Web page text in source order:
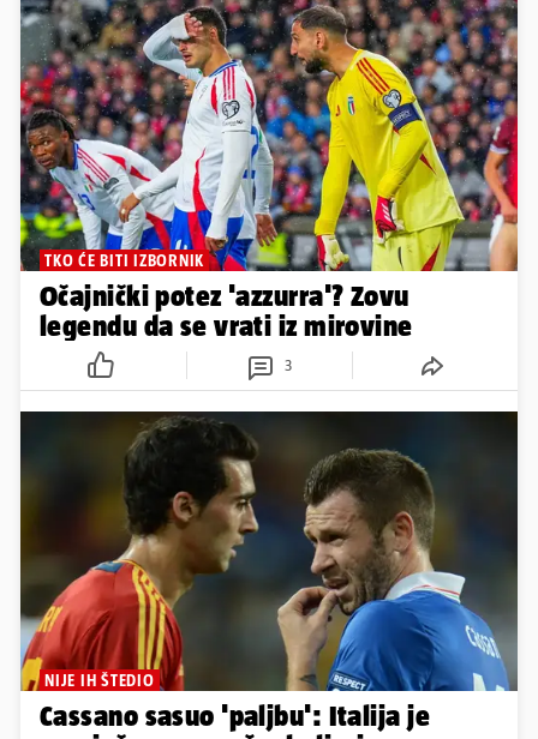
TKO ĆE BITI IZBORNIK
Očajnički potez 'azzurra'? Zovu
legendu da se vrati iz mirovine
3
NIJE IH ŠTEDIO
Cassano sasuo 'paljbu': Italija je